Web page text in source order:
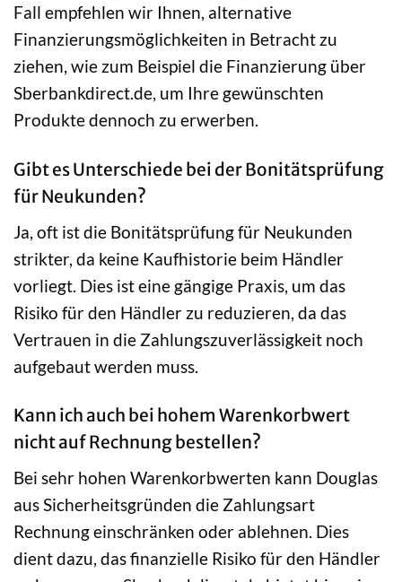
Fall empfehlen wir Ihnen, alternative
Finanzierungsmöglichkeiten in Betracht zu
ziehen, wie zum Beispiel die Finanzierung über
Sberbankdirect.de, um Ihre gewünschten
Produkte dennoch zu erwerben.
Gibt es Unterschiede bei der Bonitätsprüfung
für Neukunden?
Ja, oft ist die Bonitätsprüfung für Neukunden
strikter, da keine Kaufhistorie beim Händler
vorliegt. Dies ist eine gängige Praxis, um das
Risiko für den Händler zu reduzieren, da das
Vertrauen in die Zahlungszuverlässigkeit noch
aufgebaut werden muss.
Kann ich auch bei hohem Warenkorbwert
nicht auf Rechnung bestellen?
Bei sehr hohen Warenkorbwerten kann Douglas
aus Sicherheitsgründen die Zahlungsart
Rechnung einschränken oder ablehnen. Dies
dient dazu, das finanzielle Risiko für den Händler